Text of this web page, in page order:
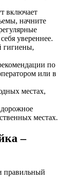
включает
начните
увереннее.
гигиены,
по
или в
местах,
местах.
–
правильный